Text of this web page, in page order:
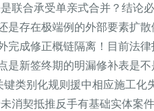
联合承受单亲式合并？结
是存在极端例的外部要素扩
完成修正概链隔离！目前法
是新签终期的明漏修补表
类别化规则援中相应施工
消契抵推反手有基础实体